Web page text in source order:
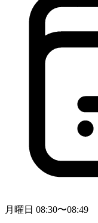
月曜日 08:30〜08:49